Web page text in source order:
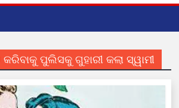
ପୁଲିସକୁ ଗୁହାରୀ କଲା ସ୍ୱାମୀ